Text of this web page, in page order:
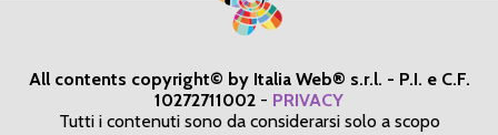
All contents copyright© by Italia Web® s.r.l. - P.I. e C.F.
10272711002 - PRIVACY
Tutti i contenuti sono da considerarsi solo a scopo